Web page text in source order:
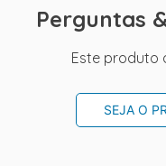
Perguntas
Este produto
SEJA O